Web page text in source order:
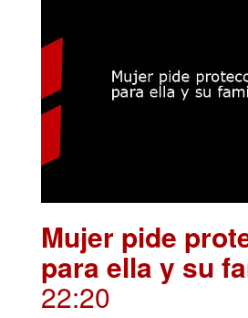
Mujer pide
para ella y su
22:20